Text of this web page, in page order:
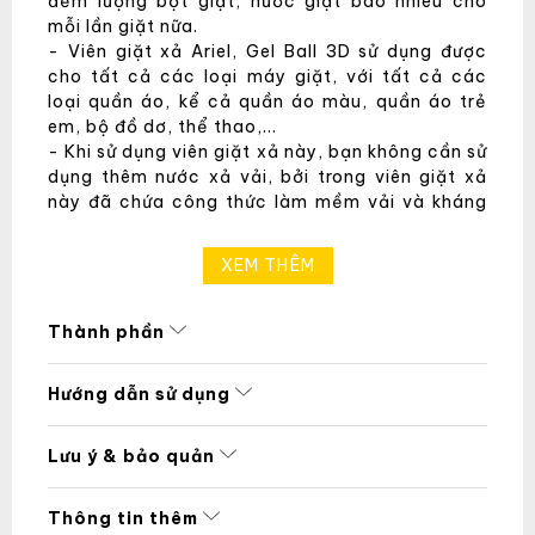
mỗi lần giặt nữa.
- Viên giặt xả Ariel, Gel Ball 3D sử dụng được
cho tất cả các loại máy giặt, với tất cả các
loại quần áo, kể cả quần áo màu, quần áo trẻ
em, bộ đồ dơ, thể thao,...
- Khi sử dụng viên giặt xả này, bạn không cần sử
dụng thêm nước xả vải, bởi trong viên giặt xả
này đã chứa công thức làm mềm vải và kháng
- Ariel, Gel Ball 3D thiết kế với công thức ít bọt,
thọ cho máy giặt.
ướt lâu ngày không khô.
Phân loại:
- Màu hồng: Ngoài công thức làm sạch, tẩy
bạn luôn mềm mại, giảm độ xơ cứng, thích hợp
XEM THÊM
Thành phần
Hướng dẫn sử dụng
Lưu ý & bảo quản
Thông tin thêm